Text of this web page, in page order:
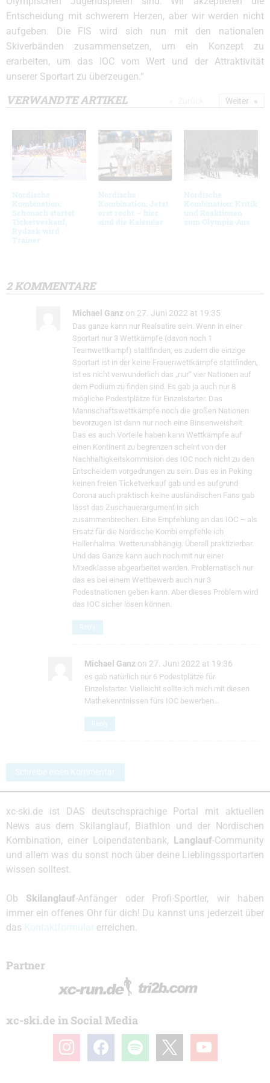
Entscheidung mit schwerem Herzen, aber wir werden nicht
aufgeben. Die FIS wird sich nun mit den nationalen
Skiverbänden zusammensetzen, um ein Konzept zu
erarbeiten, um das IOC vom Wert und der Attraktivität
unserer Sportart zu überzeugen.“
VERWANDTE ARTIKEL
Nordische
Kombination:
Schonach startet
Ticketverkauf,
Rydzek wird
Trainer
Nordische
Kombination: Jetzt
erst recht – hier
sind die Kalender
Nordische
Kombination: Kritik
und Reaktionen
zum Olympia-Aus
Weiter
2 KOMMENTARE
Michael Ganz on 27. Juni 2022 at 19:35
Das ganze kann nur Realsatire sein. Wenn in einer
Sportart nur 3 Wettkämpfe (davon noch 1
Teamwettkampf) stattfinden, es zudem die einzige
Sportart ist in der keine Frauenwettkämpfe stattfinden,
ist es nicht verwunderlich das „nur“ vier Nationen auf
dem Podium zu finden sind. Es gab ja auch nur 8
mögliche Podestplätze für Einzelstarter. Das
Mannschaftswettkämpfe noch die großen Nationen
bevorzugen ist dann nur noch eine Binsenweisheit.
Das es auch Vorteile haben kann Wettkämpfe auf
einen Kontinent zu begrenzen scheint von der
Nachhaltigkeitskommision des IOC noch nicht zu den
Entscheidern vorgedrungen zu sein. Das es in Peking
keinen freien Ticketverkauf gab und es aufgrund
Corona auch praktisch keine ausländischen Fans gab
lässt das Zuschauerargument in sich
zusammenbrechen. Eine Empfehlung an das IOC – als
Ersatz für die Nordische Kombi empfehle ich
Hallenhalma. Wetterunabhängig. Überall praktizierbar.
Und das Ganze kann auch noch mit nur einer
Mixedklasse abgearbeitet werden. Problematisch nur
das es bei einem Wettbewerb auch nur 3
Podestnationen geben kann. Aber dieses Problem wird
das IOC sicher lösen können.
Reply
Michael Ganz on 27. Juni 2022 at 19:36
es gab natürlich nur 6 Podestplätze für
Einzelstarter. Vielleicht sollte ich mich mit diesen
Mathekenntnissen fürs IOC bewerben…
Reply
Schreibe einen Kommentar
xc-ski.de ist DAS deutschsprachige Portal mit aktuellen
News aus dem Skilanglauf, Biathlon und der Nordischen
Kombination, einer Loipendatenbank,
Langlauf-Community
und allem was du sonst noch über deine Lieblingssportarten
wissen solltest.
Ob Skilanglauf-Anfänger oder Profi-Sportler, wir haben
immer ein offenes Ohr für dich! Du kannst uns jederzeit über
das
erreichen.
Partner
xc-ski.de in Social Media
instagramfacebook spotify youtube